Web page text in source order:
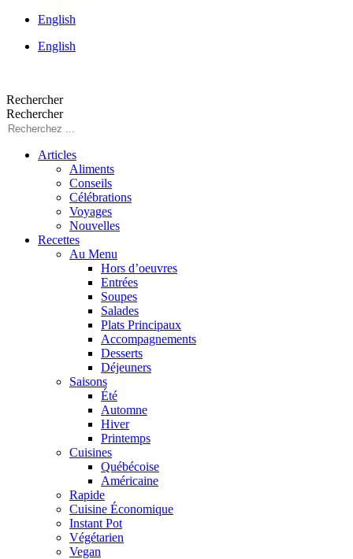
English
English
Rechercher
Rechercher
Articles
Aliments
Conseils
Célébrations
Voyages
Nouvelles
Recettes
Au Menu
Hors d’oeuvres
Entrées
Soupes
Salades
Plats Principaux
Accompagnements
Desserts
Déjeuners
Saisons
Été
Automne
Hiver
Printemps
Cuisines
Québécoise
Américaine
Rapide
Cuisine Économique
Instant Pot
Végétarien
Vegan